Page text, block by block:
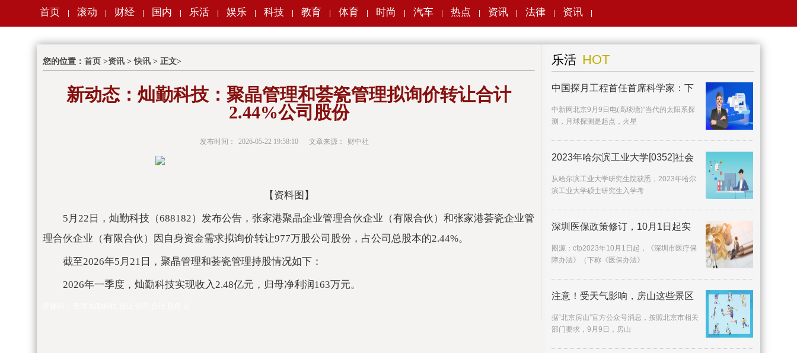
首页 滚动 财经 国内 乐活 娱乐 科技 教育 体育 时尚 汽车 热点 资讯 法律 资讯
您的位置： 首页 >资讯 >快讯 > 正文>
新动态：灿勤科技：聚晶管理和荟瓷管理拟询价转让合计
2.44%公司股份
发布时间： 2026-05-22 19:58:10 文章来源： 财中社
【资料图】
5月22日，灿勤科技（688182）发布公告，张家港聚晶企业管理合伙企业（有限合伙）和张家港荟瓷企业管
理合伙企业（有限合伙）因自身资金需求拟询价转让977万股公司股份，占公司总股本的2.44%。
截至2026年5月21日，聚晶管理和荟瓷管理持股情况如下：
2026年一季度，灿勤科技实现收入2.48亿元，归母净利润163万元。
乐活 HOT
中国探月工程首任首席科学家：下
中新网北京9月9日电(高琰瑭)“当代的太阳系探
测，月球探测是起点，火星
2023年哈尔滨工业大学[0352]社会
从哈尔滨工业大学研究生院获悉，2023年哈尔
滨工业大学硕士研究生入学考
深圳医保政策修订，10月1日起实
图源：cfp2023年10月1日起，《深圳市医疗保
障办法》（下称《医保办法》
注意！受天气影响，房山这些景区
据“北京房山”官方公众号消息，按照北京市相关
部门要求，9月9日，房山